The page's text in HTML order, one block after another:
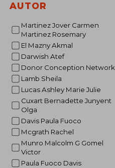
AUTOR
Martinez Jover Carmen
Martinez Rosemary
El Mazny Akmal
Darwish Atef
Donor Conception Network
Lamb Sheila
Lucas Ashley Marie Julie
Cuxart Bernadette Junyent
Olga
Davis Paula Fuoco
Mcgrath Rachel
Munro Malcolm G Gomel
Victor
Paula Fuoco Davis